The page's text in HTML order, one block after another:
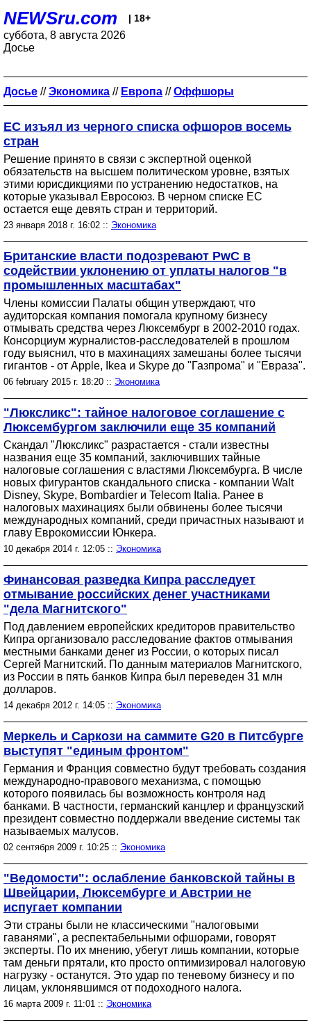
NEWSru.com | 18+
суббота, 8 августа 2026
Досье
Досье //Экономика // Европа //Оффшоры
ЕС изъял из черного списка офшоров восемь
стран
Решение принято в связи с экспертной оценкой
обязательств на высшем политическом уровне, взятых
этими юрисдикциями по устранению недостатков, на
которые указывал Евросоюз. В черном списке ЕС
остается еще девять стран и территорий.
23 января 2018 г. 16:02 :: Экономика
Британские власти подозревают PwC в
содействии уклонению от уплаты налогов "в
промышленных масштабах"
Члены комиссии Палаты общин утверждают, что
аудиторская компания помогала крупному бизнесу
отмывать средства через Люксембург в 2002-2010 годах.
Консорциум журналистов-расследователей в прошлом
году выяснил, что в махинациях замешаны более тысячи
гигантов - от Apple, Ikea и Skype до "Газпрома" и "Евраза".
06 february 2015 г. 18:20 :: Экономика
"Люксликс": тайное налоговое соглашение с
Люксембургом заключили еще 35 компаний
Скандал "Люксликс" разрастается - стали известны
названия еще 35 компаний, заключивших тайные
налоговые соглашения с властями Люксембурга. В числе
новых фигурантов скандального списка - компании Walt
Disney, Skype, Bombardier и Telecom Italia. Ранее в
налоговых махинациях были обвинены более тысячи
международных компаний, среди причастных называют и
главу Еврокомиссии Юнкера.
10 декабря 2014 г. 12:05 :: Экономика
Финансовая разведка Кипра расследует
отмывание российских денег участниками
"дела Магнитского"
Под давлением европейских кредиторов правительство
Кипра организовало расследование фактов отмывания
местными банками денег из России, о которых писал
Сергей Магнитский. По данным материалов Магнитского,
из России в пять банков Кипра был переведен 31 млн
долларов.
14 декабря 2012 г. 14:05 :: Экономика
Меркель и Саркози на саммите G20 в Питсбурге
выступят "единым фронтом"
Германия и Франция совместно будут требовать создания
международно-правового механизма, с помощью
которого появилась бы возможность контроля над
банками. В частности, германский канцлер и французский
президент совместно поддержали введение системы так
называемых малусов.
02 сентября 2009 г. 10:25 :: Экономика
"Ведомости": ослабление банковской тайны в
Швейцарии, Люксембурге и Австрии не
испугает компании
Эти страны были не классическими "налоговыми
гаванями", а респектабельными офшорами, говорят
эксперты. По их мнению, убегут лишь компании, которые
там деньги прятали, кто просто оптимизировал налоговую
нагрузку - останутся. Это удар по теневому бизнесу и по
лицам, уклонявшимся от подоходного налога.
16 марта 2009 г. 11:01 :: Экономика